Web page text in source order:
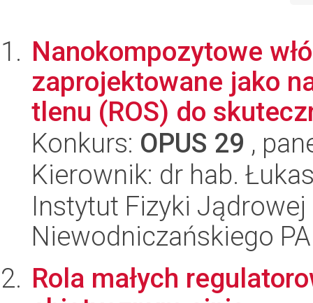
Nanokompozytowe
zaprojektowane jako
tlenu (ROS) do
Konkurs: OPUS 29 ,
Kierownik: dr hab.
Instytut Fizyki
Niewodniczańskiego
Rola małych